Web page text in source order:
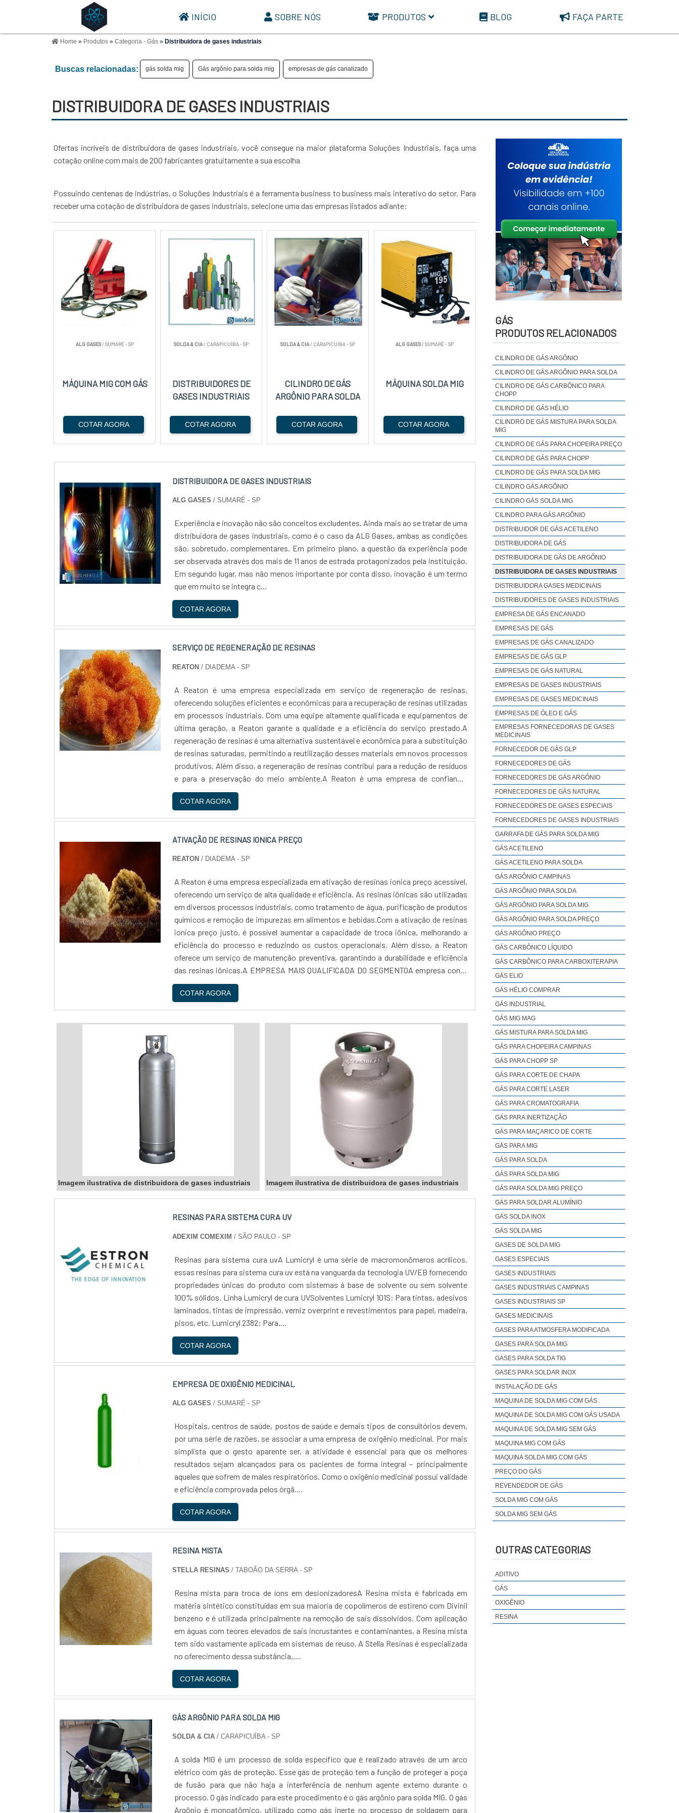
INÍCIO SOBRE NÓS PRODUTOS BLOG FAÇA PARTE
Home » Produtos » Categoria - Gás » Distribuidora de gases industriais
Buscas relacionadas: gás solda mig Gás argônio para solda mig empresas de gás canalizado
DISTRIBUIDORA DE GASES INDUSTRIAIS
Ofertas incríveis de distribuidora de gases industriais, você consegue na maior plataforma Soluções Industriais, faça uma
cotação online com mais de 200 fabricantes gratuitamente a sua escolha
Possuindo centenas de indústrias, o Soluções Industriais é a ferramenta business to business mais interativo do setor. Para
receber uma cotação de distribuidora de gases industriais, selecione uma das empresas listados adiante:
ALG GASES/ SUMARÉ - SP
MÁQUINA MIG COM GÁS
COTAR AGORA
SOLDA & CIA/ CARAPICUÍBA - SP
DISTRIBUIDORES DE
GASES INDUSTRIAIS
COTAR AGORA
SOLDA & CIA/ CARAPICUÍBA - SP
CILINDRO DE GÁS
ARGÔNIO PARA SOLDA
COTAR AGORA
ALG GASES/ SUMARÉ - SP
MÁQUINA SOLDA MIG
COTAR AGORA
DISTRIBUIDORA DE GASES INDUSTRIAIS
ALG GASES / SUMARÉ - SP
Experiência e inovação não são conceitos excludentes. Ainda mais ao se tratar de uma
distribuidora de gases industriais, como é o caso da ALG Gases, ambas as condições
são, sobretudo, complementares. Em primeiro plano, a questão da experiência pode
ser observada através dos mais de 11 anos de estrada protagonizados pela instituição.
Em segundo lugar, mas não menos importante por conta disso, inovação é um termo
que em muito se integra c...
COTAR AGORA
SERVIÇO DE REGENERAÇÃO DE RESINAS
REATON / DIADEMA - SP
A Reaton é uma empresa especializada em serviço de regeneração de resinas,
oferecendo soluções eficientes e econômicas para a recuperação de resinas utilizadas
em processos industriais. Com uma equipe altamente qualificada e equipamentos de
última geração, a Reaton garante a qualidade e a eficiência do serviço prestado.A
regeneração de resinas é uma alternativa sustentável e econômica para a substituição
de resinas saturadas, permitindo a reutilização desses materiais em novos processos
produtivos. Além disso, a regeneração de resinas contribui para a redução de resíduos
e para a preservação do meio ambiente.A Reaton é uma empresa de confiança,
comprometida com a satisfação de seus clientes e com a qualidade de seus serviços.
Com anos de experiência no mercado, a Reaton é referência em regeneração de
resinas, oferecendo soluções personalizadas e eficientes para atender às
qualidade e confiança, conte com a Reaton....
COTAR AGORA
ATIVAÇÃO DE RESINAS IONICA PREÇO
REATON / DIADEMA - SP
A Reaton é uma empresa especializada em ativação de resinas ionica preço acessível,
oferecendo um serviço de alta qualidade e eficiência. As resinas iônicas são utilizadas
em diversos processos industriais, como tratamento de água, purificação de produtos
químicos e remoção de impurezas em alimentos e bebidas.Com a ativação de resinas
ionica preço justo, é possível aumentar a capacidade de troca iônica, melhorando a
eficiência do processo e reduzindo os custos operacionais. Além disso, a Reaton
oferece um serviço de manutenção preventiva, garantindo a durabilidade e eficiência
das resinas iônicas.A EMPRESA MAIS QUALIFICADA DO SEGMENTOA empresa conta
com uma equipe altamente qualificada e equipamentos de última geração, garantindo a
qualidade e segurança do serviço prestado. Além disso, a Reaton oferece preços
competitivos e um atendimento personalizado, buscando sempre atender às
necessidades específicas de cada cliente.Com anos de experiência no mercado, a
Reaton é uma empresa de confiança, comprometida em oferecer soluções eficientes e
de alta qualidade para seus clientes. Se você busca um serviço de ativação de resinas
ionica preço justo e de confiança, não hesite em contatar a Reaton....
COTAR AGORA
Imagem ilustrativa de distribuidora de gases industriais Imagem ilustrativa de distribuidora de gases industriais
RESINAS PARA SISTEMA CURA UV
ADEXIM COMEXIM / SÃO PAULO - SP
Resinas para sistema cura uvA Lumicryl é uma série de macromonômeros acrílicos.
essas resinas para sistema cura uv está na vanguarda da tecnologia UV/EB fornecendo
propriedades únicas do produto com sistemas à base de solvente ou sem solvente
100% sólidos. Linha Lumicryl de cura UVSolventes Lumicryl 101S: Para tintas, adesivos
laminados, tintas de impressão, verniz overprint e revestimentos para papel, madeira,
pisos, etc. Lumicryl 2382: Para....
COTAR AGORA
EMPRESA DE OXIGÊNIO MEDICINAL
ALG GASES / SUMARÉ - SP
Hospitais, centros de saúde, postos de saúde e demais tipos de consultórios devem,
por uma série de razões, se associar a uma empresa de oxigênio medicinal. Por mais
simplista que o gesto aparente ser, a atividade é essencial para que os melhores
resultados sejam alcançados para os pacientes de forma integral – principalmente
aqueles que sofrem de males respiratórios. Como o oxigênio medicinal possui validade
e eficiência comprovada pelos órgã....
COTAR AGORA
RESINA MISTA
STELLA RESINAS / TABOÃO DA SERRA - SP
Resina mista para troca de íons em desionizadoresA Resina mista é fabricada em
matéria sintético constituídas em sua maioria de copolímeros de estireno com Divinil
benzeno e é utilizada principalmente na remoção de sais dissolvidos. Com aplicação
em águas com teores elevados de sais incrustantes e contaminantes, a Resina mista
tem sido vastamente aplicada em sistemas de reuso. A Stella Resinas é especializada
no oferecimento dessa substância,....
COTAR AGORA
GÁS ARGÔNIO PARA SOLDA MIG
SOLDA & CIA/ CARAPICUÍBA - SP
A solda MIG é um processo de solda específico que é realizado através de um arco
elétrico com gás de proteção. Esse gás de proteção tem a função de proteger a poça
de fusão para que não haja a interferência de nenhum agente externo durante o
processo. O gás indicado para este procedimento é o gás argônio para solda MIG. O gás
Argônio é monoatômico, utilizado como gás inerte no processo de soldagem para
GÁS
PRODUTOS RELACIONADOS
CILINDRO DE GÁS ARGÔNIO
CILINDRO DE GÁS ARGÔNIO PARA SOLDA
CILINDRO DE GÁS CARBÔNICO PARA
CHOPP
CILINDRO DE GÁS HÉLIO
CILINDRO DE GÁS MISTURA PARA SOLDA
MIG
CILINDRO DE GÁS PARA CHOPEIRA PREÇO
CILINDRO DE GÁS PARA CHOPP
CILINDRO DE GÁS PARA SOLDA MIG
CILINDRO GÁS ARGÔNIO
CILINDRO GÁS SOLDA MIG
CILINDRO PARA GÁS ARGÔNIO
DISTRIBUIDOR DE GÁS ACETILENO
DISTRIBUIDORA DE GÁS
DISTRIBUIDORA DE GÁS DE ARGÔNIO
DISTRIBUIDORA DE GASES INDUSTRIAIS
DISTRIBUIDORA GASES MEDICINAIS
DISTRIBUIDORES DE GASES INDUSTRIAIS
EMPRESA DE GÁS ENCANADO
EMPRESAS DE GÁS
EMPRESAS DE GÁS CANALIZADO
EMPRESAS DE GÁS GLP
EMPRESAS DE GÁS NATURAL
EMPRESAS DE GASES INDUSTRIAIS
EMPRESAS DE GASES MEDICINAIS
EMPRESAS DE ÓLEO E GÁS
EMPRESAS FORNECEDORAS DE GASES
MEDICINAIS
FORNECEDOR DE GÁS GLP
FORNECEDORES DE GÁS
FORNECEDORES DE GÁS ARGÔNIO
FORNECEDORES DE GÁS NATURAL
FORNECEDORES DE GASES ESPECIAIS
FORNECEDORES DE GASES INDUSTRIAIS
GARRAFA DE GÁS PARA SOLDA MIG
GÁS ACETILENO
GÁS ACETILENO PARA SOLDA
GÁS ARGÔNIO CAMPINAS
GÁS ARGÔNIO PARA SOLDA
GÁS ARGÔNIO PARA SOLDA MIG
GÁS ARGÔNIO PARA SOLDA PREÇO
GÁS ARGÔNIO PREÇO
GÁS CARBÔNICO LÍQUIDO
GÁS CARBÔNICO PARA CARBOXITERAPIA
GÁS ELIO
GÁS HÉLIO COMPRAR
GÁS INDUSTRIAL
GÁS MIG MAG
GÁS MISTURA PARA SOLDA MIG
GÁS PARA CHOPEIRA CAMPINAS
GÁS PARA CHOPP SP
GÁS PARA CORTE DE CHAPA
GÁS PARA CORTE LASER
GÁS PARA CROMATOGRAFIA
GÁS PARA INERTIZAÇÃO
GÁS PARA MAÇARICO DE CORTE
GÁS PARA MIG
GÁS PARA SOLDA
GÁS PARA SOLDA MIG
GÁS PARA SOLDA MIG PREÇO
GÁS PARA SOLDAR ALUMÍNIO
GÁS SOLDA INOX
GÁS SOLDA MIG
GASES DE SOLDA MIG
GASES ESPECIAIS
GASES INDUSTRIAIS
GASES INDUSTRIAIS CAMPINAS
GASES INDUSTRIAIS SP
GASES MEDICINAIS
GASES PARA ATMOSFERA MODIFICADA
GASES PARA SOLDA MIG
GASES PARA SOLDA TIG
GASES PARA SOLDAR INOX
INSTALAÇÃO DE GÁS
MAQUINA DE SOLDA MIG COM GÁS
MAQUINA DE SOLDA MIG COM GÁS USADA
MAQUINA DE SOLDA MIG SEM GÁS
MAQUINA MIG COM GÁS
MAQUINA SOLDA MIG COM GÁS
PREÇO DO GÁS
REVENDEDOR DE GÁS
SOLDA MIG COM GÁS
SOLDA MIG SEM GÁS
OUTRAS CATEGORIAS
ADITIVO
GÁS
OXIGÊNIO
RESINA